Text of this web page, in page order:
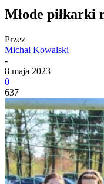
Młode
Przez
Michał Kowalski
-
8 maja 2023
0
637